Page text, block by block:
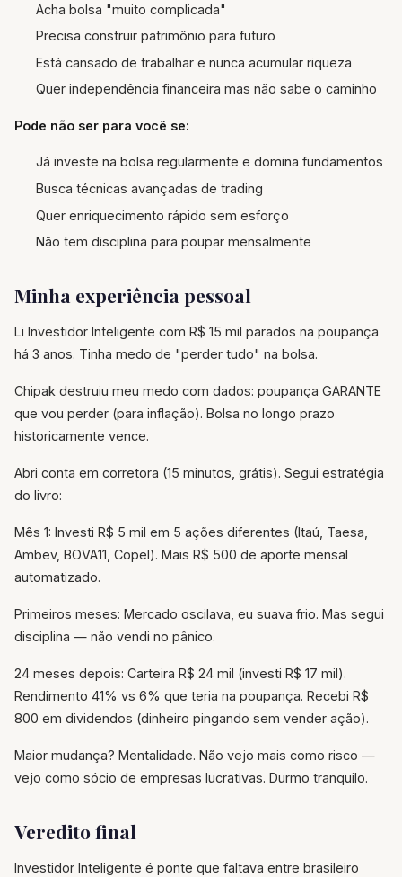
Acha bolsa "muito complicada"
Precisa construir patrimônio para futuro
Está cansado de trabalhar e nunca acumular riqueza
Quer independência financeira mas não sabe o caminho
Pode não ser para você se:
Já investe na bolsa regularmente e domina fundamentos
Busca técnicas avançadas de trading
Quer enriquecimento rápido sem esforço
Não tem disciplina para poupar mensalmente
Minha experiência pessoal
Li Investidor Inteligente com R$ 15 mil parados na poupança
há 3 anos. Tinha medo de "perder tudo" na bolsa.
Chipak destruiu meu medo com dados: poupança GARANTE
que vou perder (para inflação). Bolsa no longo prazo
historicamente vence.
Abri conta em corretora (15 minutos, grátis). Segui estratégia
do livro:
Mês 1: Investi R$ 5 mil em 5 ações diferentes (Itaú, Taesa,
Ambev, BOVA11, Copel). Mais R$ 500 de aporte mensal
automatizado.
Primeiros meses: Mercado oscilava, eu suava frio. Mas segui
disciplina — não vendi no pânico.
24 meses depois: Carteira R$ 24 mil (investi R$ 17 mil).
Rendimento 41% vs 6% que teria na poupança. Recebi R$
800 em dividendos (dinheiro pingando sem vender ação).
Maior mudança? Mentalidade. Não vejo mais como risco —
vejo como sócio de empresas lucrativas. Durmo tranquilo.
Veredito final
Investidor Inteligente é ponte que faltava entre brasileiro